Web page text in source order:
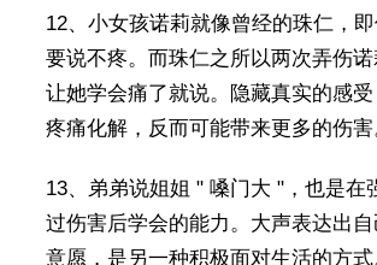
12、小女孩诺莉就像曾经的珠仁，
要说不疼。而珠仁之所以两次弄伤
让她学会痛了就说。隐藏真实的感
疼痛化解，反而可能带来更多的伤害
13、弟弟说姐姐 " 嗓门大 "，也是在
过伤害后学会的能力。大声表达出
意愿，是另一种积极面对生活的方式